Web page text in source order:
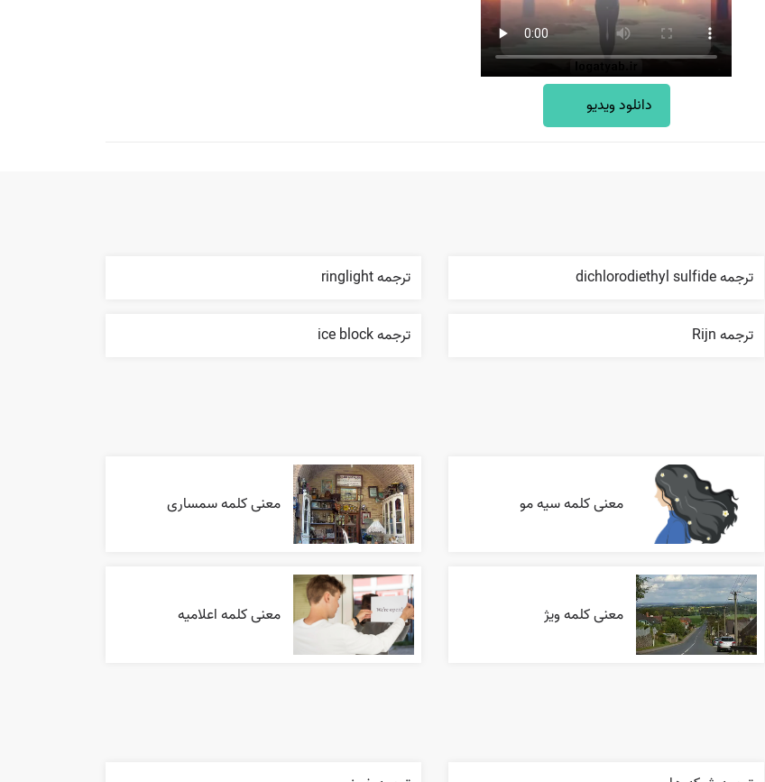
دانلود ویدیو
ترجمه dichlorodiethyl sulfide ترجمه ringlight
ترجمه Rijn ترجمه ice block
معنی کلمه سیه مو معنی کلمه سمساری
معنی کلمه ویژ معنی کلمه اعلاميه